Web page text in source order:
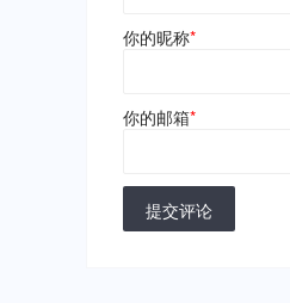
你的昵称*
你的邮箱*
提交评论